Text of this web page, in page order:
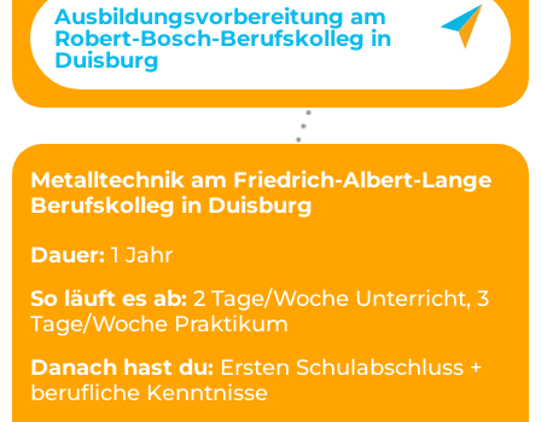
Ausbildungsvorbereitung am
Robert-Bosch-Berufskolleg in
Duisburg
Metalltechnik am Friedrich-Albert-Lange
Berufskolleg in Duisburg
Dauer: 1 Jahr
So läuft es ab: 2 Tage/Woche Unterricht, 3
Tage/Woche Praktikum
Danach hast du: Ersten Schulabschluss +
berufliche Kenntnisse